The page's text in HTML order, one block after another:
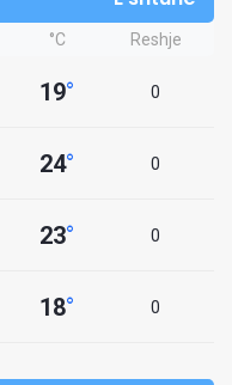
°C Reshje
19° 0
24° 0
23° 0
18° 0